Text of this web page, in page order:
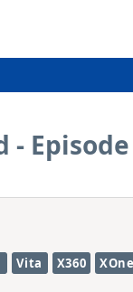
Vita X360 XOne